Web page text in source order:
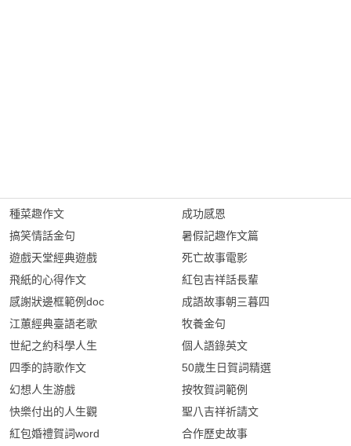
種菜趣作文
搞笑情話金句
遊戲天堂經典遊戲
飛紙的心得作文
感謝狀邊框範例doc
江蕙經典臺語老歌
世紀之約科學人生
四季的詩歌作文
幻想人生游戲
快樂付出的人生觀
紅包婚禮賀詞word
成功感恩
暑假記趣作文篇
死亡故事電影
紅包吉祥話長輩
成語故事朝三暮四
牧養金句
個人語錄英文
50歲生日賀詞精選
按牧賀詞範例
聖八吉祥祈請文
合作歷史故事